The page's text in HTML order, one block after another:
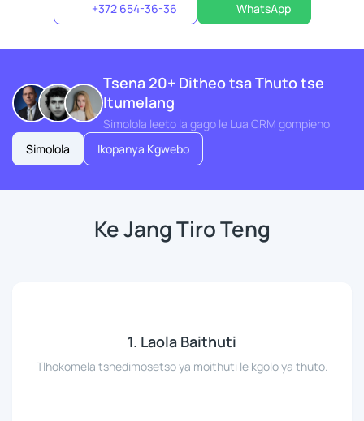
+372 654-36-36 WhatsApp
Tsena 20+ Ditheo tsa Thuto tse
Itumelang
Simolola leeto la gago le Lua CRM gompieno
Simolola
Ikopanya Kgwebo
Ke Jang Tiro Teng
1. Laola Baithuti
Tlhokomela tshedimosetso ya moithuti le kgolo ya thuto.